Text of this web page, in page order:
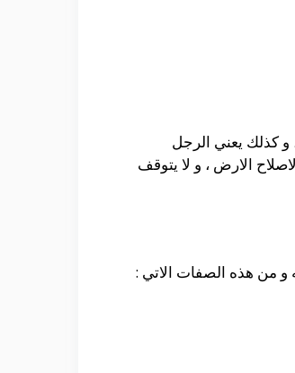
و كذلك يعني الرجل
الارض ، و لا يتوقف
و من هذه الصفات الاتي :